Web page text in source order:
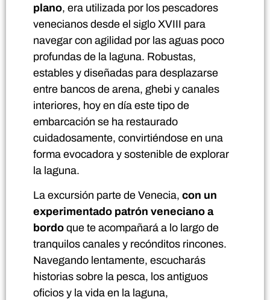
plano, era utilizada por los pescadores
venecianos desde el siglo XVIII para
navegar con agilidad por las aguas poco
profundas de la laguna. Robustas,
estables y diseñadas para desplazarse
entre bancos de arena, ghebi y canales
interiores, hoy en día este tipo de
embarcación se ha restaurado
cuidadosamente, convirtiéndose en una
forma evocadora y sostenible de explorar
la laguna.
La excursión parte de Venecia, con un
experimentado patrón veneciano a
bordo que te acompañará a lo largo de
tranquilos canales y recónditos rincones.
Navegando lentamente, escucharás
historias sobre la pesca, los antiguos
oficios y la vida en la laguna,